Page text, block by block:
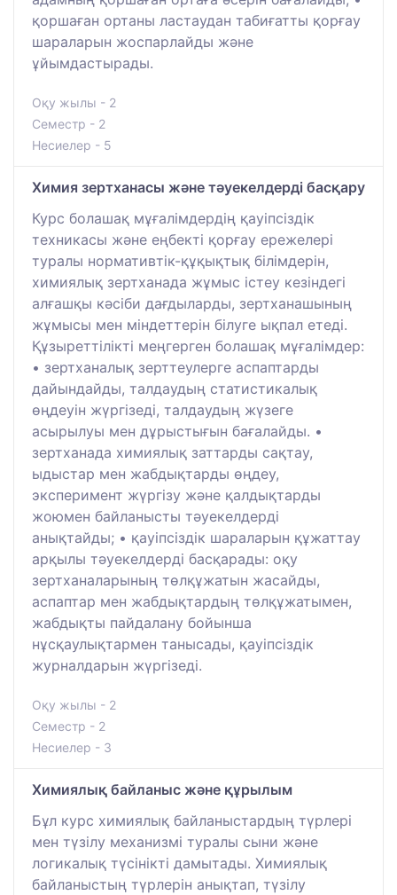
қоршаған ортаны ластаудан табиғатты қорғау
шараларын жоспарлайды және
ұйымдастырады.
Оқу жылы - 2
Семестр - 2
Несиелер - 5
Химия зертханасы және тәуекелдерді басқару
Курс болашақ мұғалімдердің қауіпсіздік
техникасы және еңбекті қорғау ережелері
туралы нормативтік-құқықтық білімдерін,
химиялық зертханада жұмыс істеу кезіндегі
алғашқы кәсіби дағдыларды, зертханашының
жұмысы мен міндеттерін білуге ықпал етеді.
Құзыреттілікті меңгерген болашақ мұғалімдер:
• зертханалық зерттеулерге аспаптарды
дайындайды, талдаудың статистикалық
өңдеуін жүргізеді, талдаудың жүзеге
асырылуы мен дұрыстығын бағалайды. •
зертханада химиялық заттарды сақтау,
ыдыстар мен жабдықтарды өңдеу,
эксперимент жүргізу және қалдықтарды
жоюмен байланысты тәуекелдерді
анықтайды; • қауіпсіздік шараларын құжаттау
арқылы тәуекелдерді басқарады: оқу
зертханаларының төлқұжатын жасайды,
аспаптар мен жабдықтардың төлқұжатымен,
жабдықты пайдалану бойынша
нұсқаулықтармен танысады, қауіпсіздік
журналдарын жүргізеді.
Оқу жылы - 2
Семестр - 2
Несиелер - 3
Химиялық байланыс және құрылым
Бұл курс химиялық байланыстардың түрлері
мен түзілу механизмі туралы сыни және
логикалық түсінікті дамытады. Химиялық
байланыстың түрлерін анықтап, түзілу